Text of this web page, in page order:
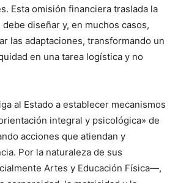
Esta omisión financiera traslada la
diseñar y, en muchos casos,
las adaptaciones, transformando un
en una tarea logística y no
al Estado a establecer mecanismos
integral y psicológica» de
acciones que atiendan y
Por la naturaleza de sus
Artes y Educación Física—,